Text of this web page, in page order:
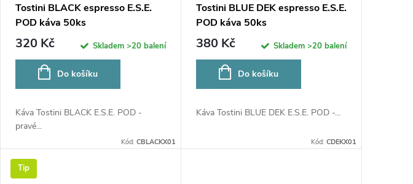
Tostini BLACK espresso E.S.E.
POD káva 50ks
320 Kč Skladem >20 balení
Do košíku
Káva Tostini BLACK E.S.E. POD -
pravé...
Kód: CBLACKX01
Tostini BLUE DEK espresso E.S.E.
POD káva 50ks
380 Kč Skladem >20 balení
Do košíku
Káva Tostini BLUE DEK E.S.E. POD -...
Kód: CDEKX01
Tip